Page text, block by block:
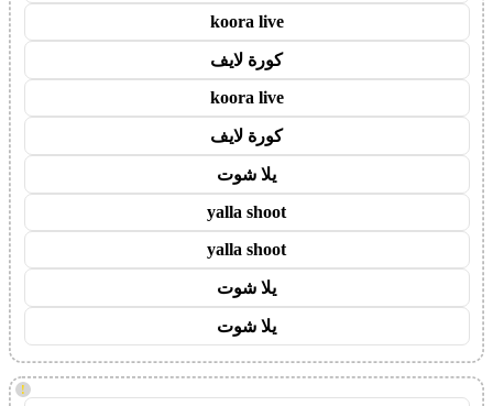
koora live
كورة لايف
koora live
كورة لايف
يلا شوت
yalla shoot
yalla shoot
يلا شوت
يلا شوت
!